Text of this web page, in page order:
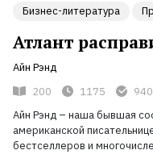
Бизнес-литература
Атлант
Айн Рэнд
200
1175 940
Айн Рэнд – наша бывшая
американской
бестселлеров и